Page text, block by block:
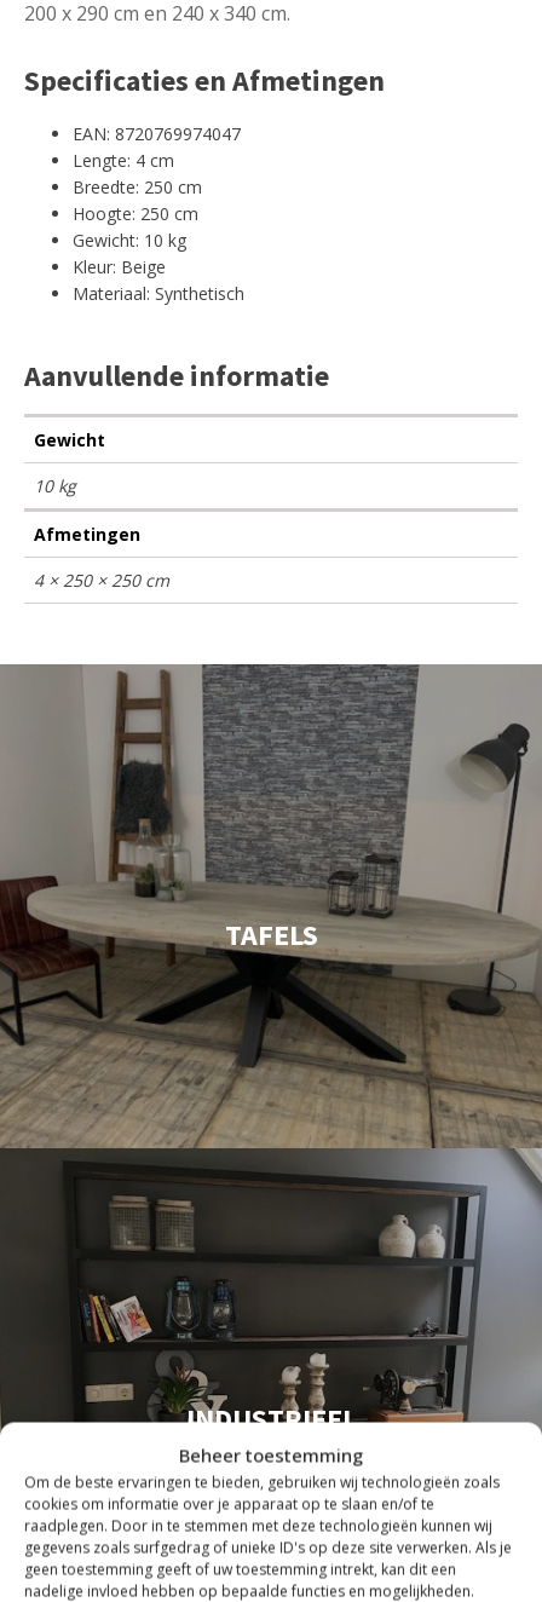
Beheer toestemming
Om de beste ervaringen te bieden, gebruiken wij technologieën zoals
cookies om informatie over je apparaat op te slaan en/of te
raadplegen. Door in te stemmen met deze technologieën kunnen wij
gegevens zoals surfgedrag of unieke ID's op deze site verwerken. Als je
geen toestemming geeft of uw toestemming intrekt, kan dit een
nadelige invloed hebben op bepaalde functies en mogelijkheden.
200 x 290 cm en 240 x 340 cm.
Specificaties en Afmetingen
EAN: 8720769974047
Lengte: 4 cm
Breedte: 250 cm
Hoogte: 250 cm
Gewicht: 10 kg
Kleur: Beige
Materiaal: Synthetisch
Aanvullende informatie
Gewicht
10 kg
Afmetingen
4 × 250 × 250 cm
TAFELS
INDUSTRIEEL